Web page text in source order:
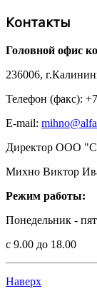
Контакты
Головной офис
236006,
Телефон (факс):
E-mail:
Директор ООО
Михно Виктор
Режим работы:
Понедельник -
с 9.00 до 18.00
Наверх